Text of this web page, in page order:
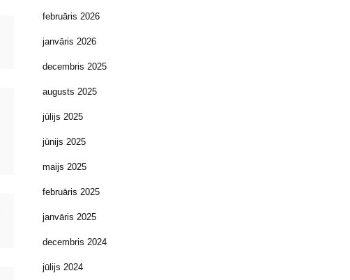
februāris 2026
janvāris 2026
decembris 2025
augusts 2025
jūlijs 2025
jūnijs 2025
maijs 2025
februāris 2025
janvāris 2025
decembris 2024
jūlijs 2024